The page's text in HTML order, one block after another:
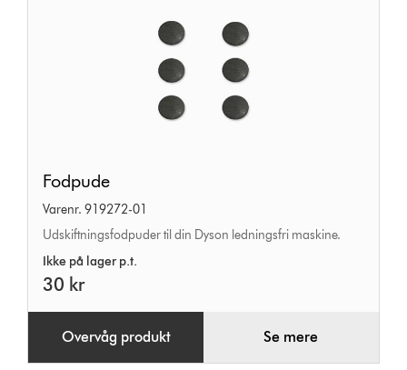
Fodpude
Varenr. 919272-01
Udskiftningsfodpuder til din Dyson ledningsfri maskine.
Ikke på lager p.t.
30 kr
Overvåg produkt Se mere